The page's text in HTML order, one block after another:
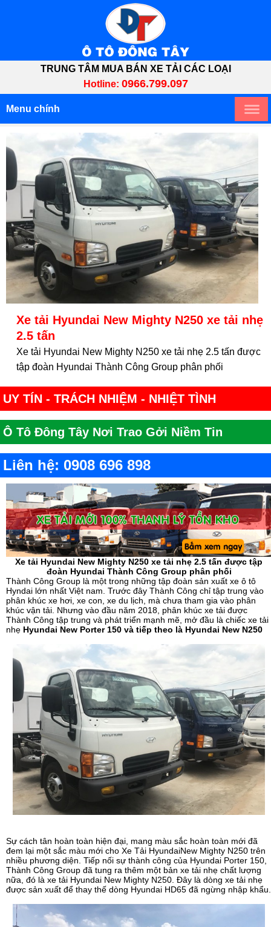
TRUNG TÂM MUA BÁN XE TẢI CÁC LOẠI
Hotline: 0966.799.097
Menu chính
Xe tải Hyundai New Mighty N250 xe tải nhẹ
2.5 tấn
Xe tải Hyundai New Mighty N250 xe tải nhẹ 2.5 tấn được
tập đoàn Hyundai Thành Công Group phân phối
UY TÍN - TRÁCH NHIỆM - NHIỆT TÌNH
Ô Tô Đông Tây Nơi Trao Gởi Niềm Tin
Liên hệ: 0908 696 898
Xe tải Hyundai New Mighty N250 xe tải nhẹ 2.5 tấn được tập
đoàn Hyundai Thành Công Group phân phối
Thành Công Group là một trong những tập đoàn sản xuất xe ô tô
Hyndai lớn nhất Việt nam. Trước đây Thành Công chỉ tập trung vào
phân khúc xe hơi, xe con, xe du lịch, mà chưa tham gia vào phân
khúc vận tải. Nhưng vào đầu năm 2018, phân khúc xe tải được
Thành Công tập trung và phát triển mạnh mẽ, mở đầu là chiếc xe tải
nhẹ Hyundai New Porter 150 và tiếp theo là Hyundai New N250
Sự cách tân hoàn toàn hiện đại, mang màu sắc hoàn toàn mới đã
đem lại một sắc màu mới cho Xe Tải HyundaiNew Mighty N250 trên
nhiều phương diện. Tiếp nối sự thành công của Hyundai Porter 150,
Thành Công Group đã tung ra thêm một bản xe tải nhẹ chất lượng
nữa, đó là xe tải Hyundai New Mighty N250. Đây là dòng xe tải nhẹ
được sản xuất để thay thế dòng Hyundai HD65 đã ngừng nhập khẩu.